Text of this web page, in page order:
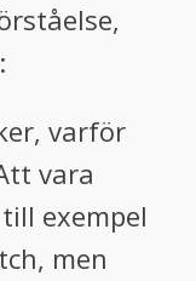
varför
vara
exempel
men